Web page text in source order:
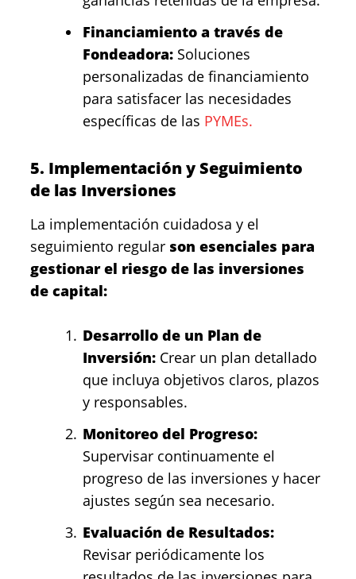
Financiamiento a través de
Fondeadora: Soluciones
personalizadas de financiamiento
para satisfacer las necesidades
específicas de las PYMEs.
5. Implementación y Seguimiento
de las Inversiones
La implementación cuidadosa y el
seguimiento regular son esenciales para
gestionar el riesgo de las inversiones
de capital:
Desarrollo de un Plan de
Inversión: Crear un plan detallado
que incluya objetivos claros, plazos
y responsables.
Monitoreo del Progreso:
Supervisar continuamente el
progreso de las inversiones y hacer
ajustes según sea necesario.
Evaluación de Resultados:
Revisar periódicamente los